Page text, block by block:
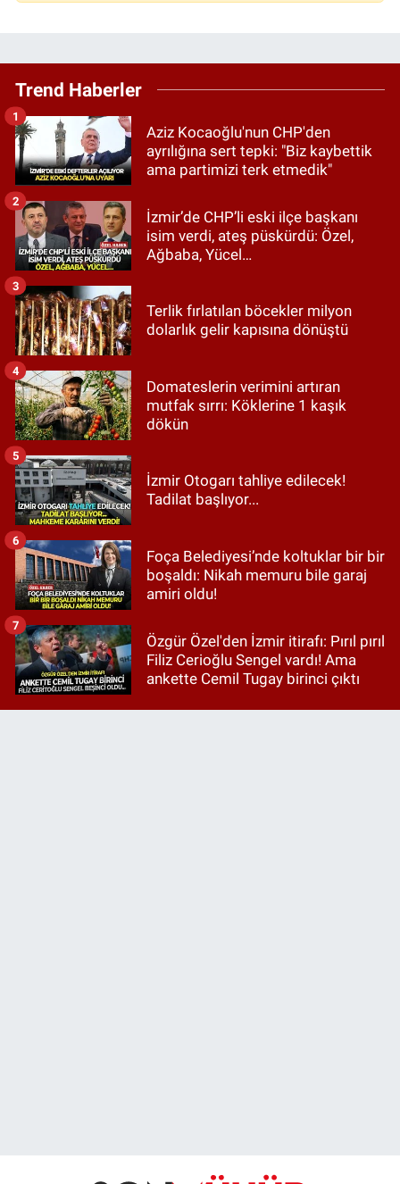
Trend Haberler
Aziz Kocaoğlu'nun CHP'den
ayrılığına sert tepki: "Biz kaybettik
ama partimizi terk etmedik"
1
İzmir’de CHP’li eski ilçe başkanı
isim verdi, ateş püskürdü: Özel,
Ağbaba, Yücel…
2
Terlik fırlatılan böcekler milyon
dolarlık gelir kapısına dönüştü
3
Domateslerin verimini artıran
mutfak sırrı: Köklerine 1 kaşık
dökün
4
İzmir Otogarı tahliye edilecek!
Tadilat başlıyor...
5
Foça Belediyesi’nde koltuklar bir bir
boşaldı: Nikah memuru bile garaj
amiri oldu!
6
Özgür Özel'den İzmir itirafı: Pırıl pırıl
Filiz Cerioğlu Sengel vardı! Ama
ankette Cemil Tugay birinci çıktı
7